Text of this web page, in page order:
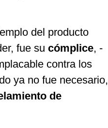
del producto
fue su cómplice, -
contra los
ya no fue necesario,
de